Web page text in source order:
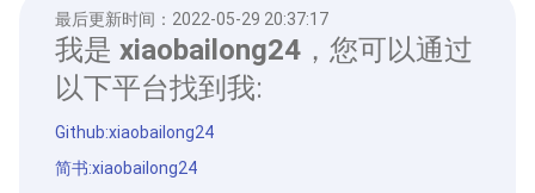
最后更新时间： 2022-05-29 20:37:17
我是 xiaobailong24 ，您可以通过
以下平台找到我:
Github:xiaobailong24
简书:xiaobailong24